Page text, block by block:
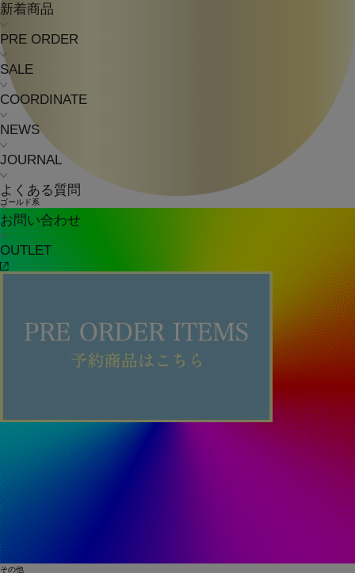
新着商品
PRE ORDER
SALE
COORDINATE
NEWS
JOURNAL
よくある質問
お問い合わせ
OUTLET
ゴールド系
その他